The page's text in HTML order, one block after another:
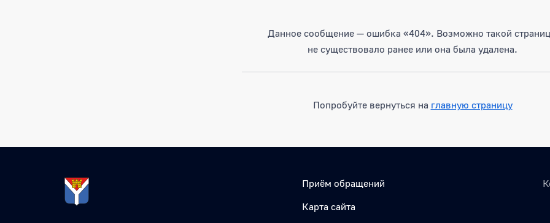
Данное сообщение — ошибка «404». Возможно такой
не существовало ранее или она была удалена.
Попробуйте вернуться на главную страницу
Приём обращений
Карта сайта